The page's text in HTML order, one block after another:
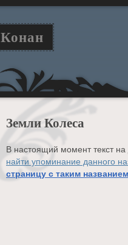
Конан
Земли Колеса
В настоящий момент текст на
найти упоминание данного
страницу с таким названием